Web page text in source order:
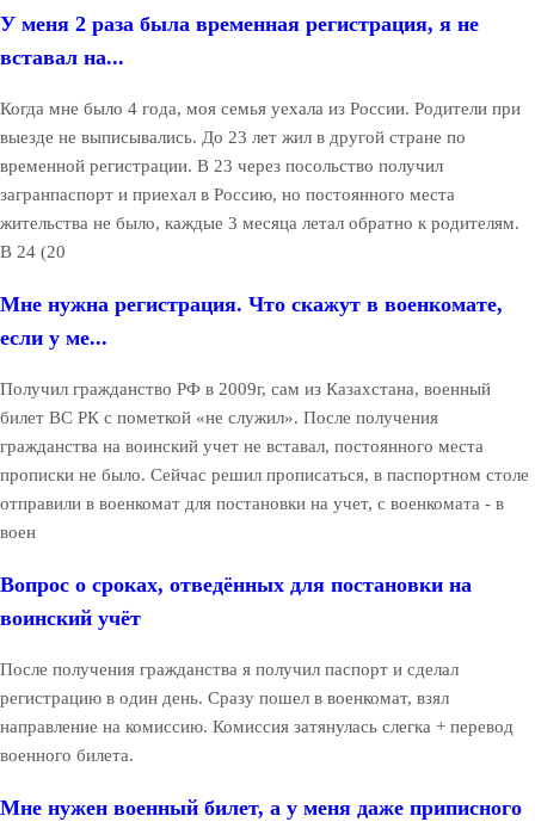
У меня 2 раза была временная регистрация, я не
вставал на...
Когда мне было 4 года, моя семья уехала из России. Родители при
выезде не выписывались. До 23 лет жил в другой стране по
временной регистрации. В 23 через посольство получил
загранпаспорт и приехал в Россию, но постоянного места
жительства не было, каждые 3 месяца летал обратно к родителям.
В 24 (20
Мне нужна регистрация. Что скажут в военкомате,
если у ме...
Получил гражданство РФ в 2009г, сам из Казахстана, военный
билет ВС РК с пометкой «не служил». После получения
гражданства на воинский учет не вставал, постоянного места
прописки не было. Сейчас решил прописаться, в паспортном столе
отправили в военкомат для постановки на учет, с военкомата - в
воен
Вопрос о сроках, отведённых для постановки на
воинский учёт
После получения гражданства я получил паспорт и сделал
регистрацию в один день. Сразу пошел в военкомат, взял
направление на комиссию. Комиссия затянулась слегка + перевод
военного билета.
Мне нужен военный билет, а у меня даже приписного